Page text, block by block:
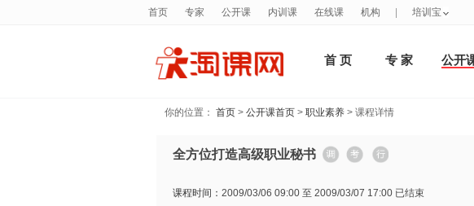
首 页 专 家 公开
你的位置： 首页 > 公开课首页 > 职业素养 > 课程详情
全方位打造高级职业秘书
课程时间： 2009/03/06 09:00 至 2009/03/07 17:00 已结束
首页 专家 公开课 内训课 在线课 机构 培训宝